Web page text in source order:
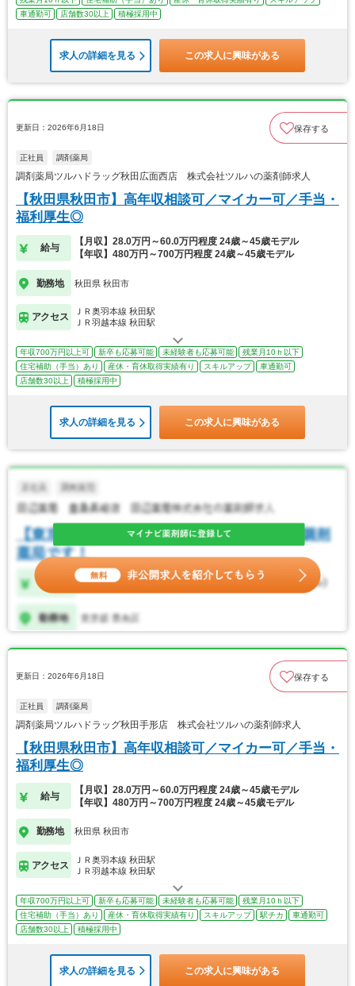
車通勤可
店舗数30以上 積極採用中
求人の詳細を見る この求人に興味がある
更新日：2026年6月18日 保存する
正社員 調剤薬局
調剤薬局ツルハドラッグ秋田広面西店 株式会社ツルハの薬剤師求人
【秋田県秋田市】高年収相談可／マイカー可／手当・
福利厚生◎
給与
【月収】28.0万円～60.0万円程度 24歳～45歳モデル
【年収】480万円～700万円程度 24歳～45歳モデル
勤務地 秋田県 秋田市
アクセス
ＪＲ奥羽本線 秋田駅
ＪＲ羽越本線 秋田駅
年収700万円以上可 新卒も応募可能 未経験者も応募可能
残業月10ｈ以下
住宅補助（手当）あり
産休・育休取得実績有り スキルアップ
車通勤可
店舗数30以上
積極採用中
求人の詳細を見る この求人に興味がある
更新日：2026年6月18日 保存する
正社員 調剤薬局
調剤薬局ツルハドラッグ秋田手形店 株式会社ツルハの薬剤師求人
【秋田県秋田市】高年収相談可／マイカー可／手当・
福利厚生◎
給与
【月収】28.0万円～60.0万円程度 24歳～45歳モデル
【年収】480万円～700万円程度 24歳～45歳モデル
勤務地 秋田県 秋田市
アクセス
ＪＲ奥羽本線 秋田駅
ＪＲ羽越本線 秋田駅
年収700万円以上可 新卒も応募可能 未経験者も応募可能
残業月10ｈ以下
住宅補助（手当）あり
産休・育休取得実績有り スキルアップ 駅チカ
車通勤可
店舗数30以上
積極採用中
求人の詳細を見る この求人に興味がある